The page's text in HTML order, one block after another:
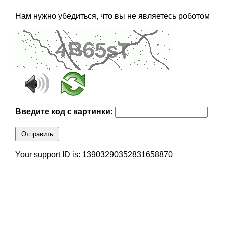
Нам нужно убедиться, что вы не являетесь роботом
Введите код с картинки:
Отправить
Your support ID is: 13903290352831658870